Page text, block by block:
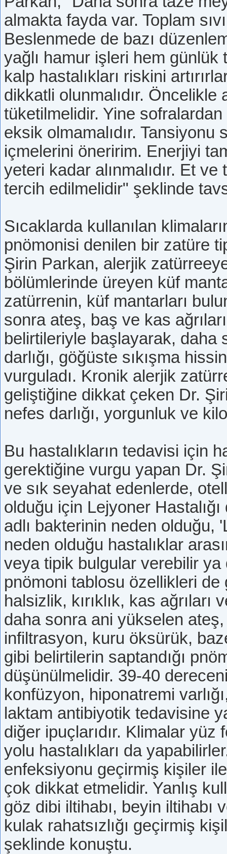
almakta fayda var. Toplam
Beslenmede de bazı
yağlı hamur işleri hem
kalp hastalıkları riskini
dikkatli olunmalıdır. Öncelikle
tüketilmelidir. Yine
eksik olmamalıdır. Tansiyonu
içmelerini öneririm. Enerjiyi
yeteri kadar alınmalıdır. Et
tercih edilmelidir" şeklinde
Sıcaklarda kullanılan
pnömonisi denilen bir zatüre
Şirin Parkan, alerjik
bölümlerinde üreyen küf
zatürrenin, küf mantarları
sonra ateş, baş ve kas
belirtileriyle başlayarak, daha
darlığı, göğüste sıkışma
vurguladı. Kronik alerjik
geliştiğine dikkat çeken Dr.
nefes darlığı, yorgunluk ve
Bu hastalıkların tedavisi için
gerektiğine vurgu yapan Dr.
ve sık seyahat edenlerde,
olduğu için Lejyoner
adlı bakterinin neden olduğu,
neden olduğu hastalıklar
veya tipik bulgular verebilir
pnömoni tablosu özellikleri
halsizlik, kırıklık, kas
daha sonra ani yükselen
infiltrasyon, kuru öksürük,
gibi belirtilerin saptandığı
düşünülmelidir. 39-40
konfüzyon, hiponatremi
laktam antibiyotik tedavisine
diğer ipuçlarıdır. Klimalar
yolu hastalıkları da
enfeksiyonu geçirmiş kişiler
çok dikkat etmelidir. Yanlış
göz dibi iltihabı, beyin
kulak rahatsızlığı geçirmiş
şeklinde konuştu.